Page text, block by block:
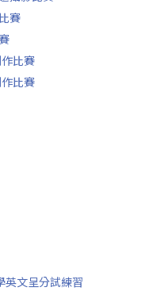
賽
比賽
比賽
英文呈分試練習